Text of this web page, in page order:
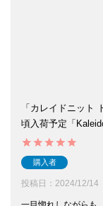
「カレイドニット
頃入荷予定「
購入者
投稿日 2024/12/14